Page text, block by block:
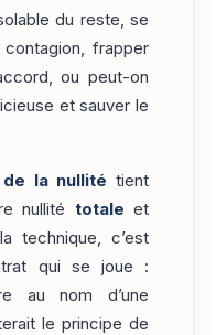
du reste, se
frapper
ou peut-on
et sauver le
la nullité tient
nullité totale et
technique, c’est
qui se joue :
au nom d’une
le principe de